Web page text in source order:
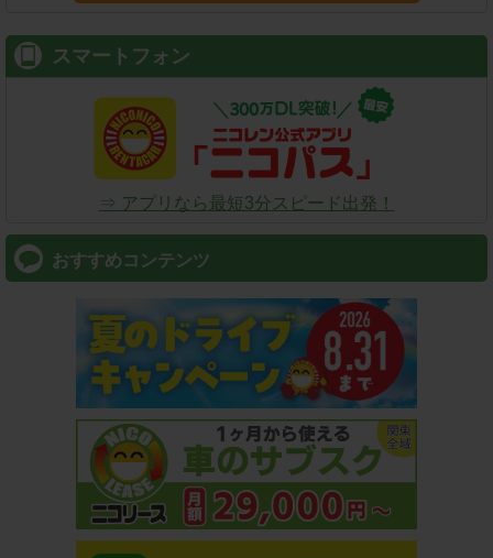
スマートフォン
⇒ アプリなら最短3分スピード出発！
おすすめコンテンツ